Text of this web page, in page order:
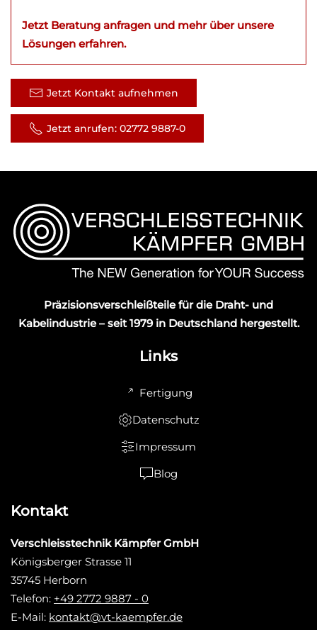
Jetzt Beratung anfragen und mehr über unsere
Lösungen erfahren.
Jetzt Kontakt aufnehmen
Jetzt anrufen: 02772 9887-0
Präzisionsverschleißteile für die Draht- und
Kabelindustrie – seit 1979 in Deutschland hergestellt.
Links
Fertigung
Datenschutz
Impressum
Blog
Kontakt
Verschleisstechnik Kämpfer GmbH
Königsberger Strasse 11
35745 Herborn
Telefon: +49 2772 9887 - 0
E-Mail: kontakt@vt-kaempfer.de